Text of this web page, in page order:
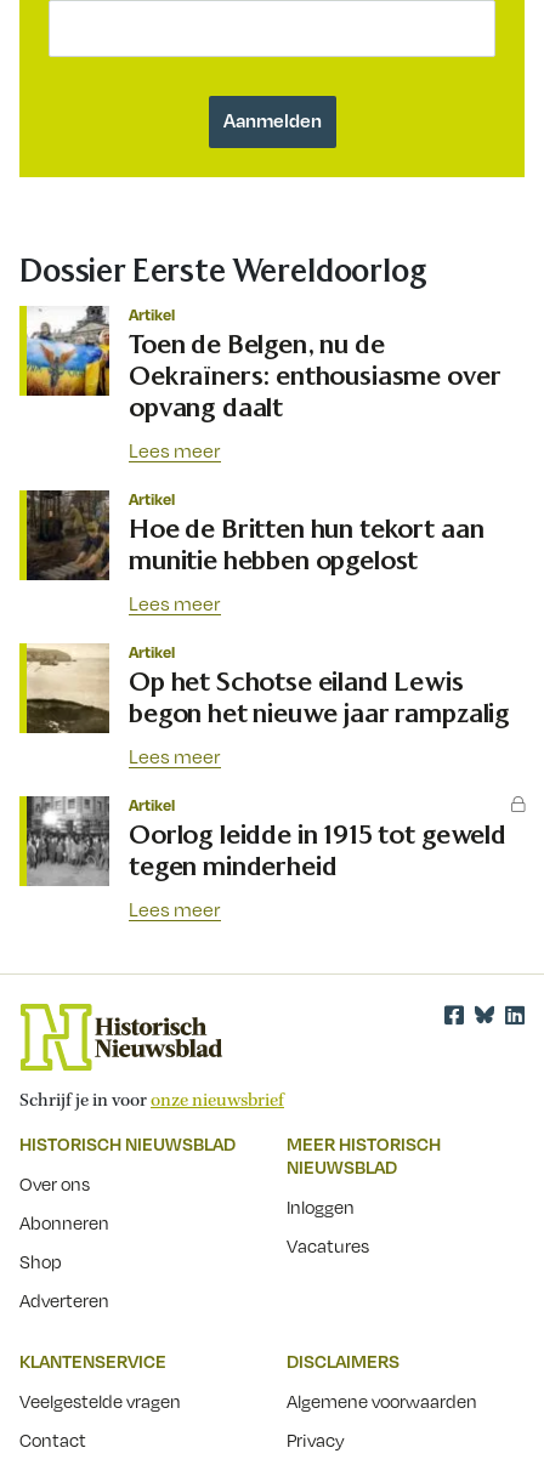
Dossier Eerste Wereldoorlog
Artikel
Toen de Belgen, nu de
Oekraïners: enthousiasme over
opvang daalt
Lees meer
Artikel
Hoe de Britten hun tekort aan
munitie hebben opgelost
Lees meer
Artikel
Op het Schotse eiland Lewis
begon het nieuwe jaar rampzalig
Lees meer
Artikel
Oorlog leidde in 1915 tot geweld
tegen minderheid
Lees meer
Schrijf je in vooronze nieuwsbrief
HISTORISCH NIEUWSBLAD
Over ons
Abonneren
Shop
Adverteren
MEER HISTORISCH
NIEUWSBLAD
Inloggen
Vacatures
KLANTENSERVICE
Veelgestelde vragen
Contact
DISCLAIMERS
Algemene voorwaarden
Privacy